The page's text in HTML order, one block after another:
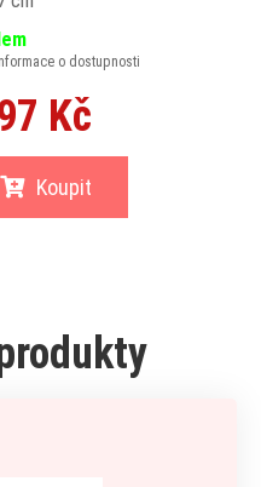
o dostupnosti
Kč
Koupit